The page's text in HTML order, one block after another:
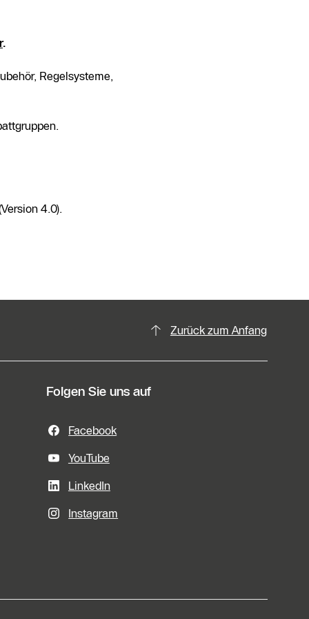
.
Regelsysteme,
4.0).
Zurück zum Anfang
Folgen Sie uns auf
Facebook
YouTube
LinkedIn
Instagram